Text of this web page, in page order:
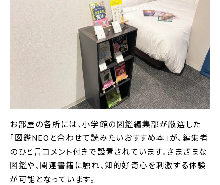
お部屋の各所には、小学館の図鑑編集部が厳選した
「図鑑NEOと合わせて読みたいおすすめ本」が、編集者
のひと言コメント付きで設置されています。さまざまな
図鑑や、関連書籍に触れ、知的好奇心を刺激する体験
が可能となっています。